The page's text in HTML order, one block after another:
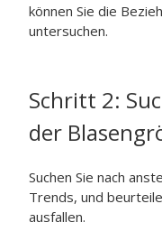
können Sie die
untersuchen.
Schritt 2:
der
Suchen Sie nach
Trends, und
ausfallen.